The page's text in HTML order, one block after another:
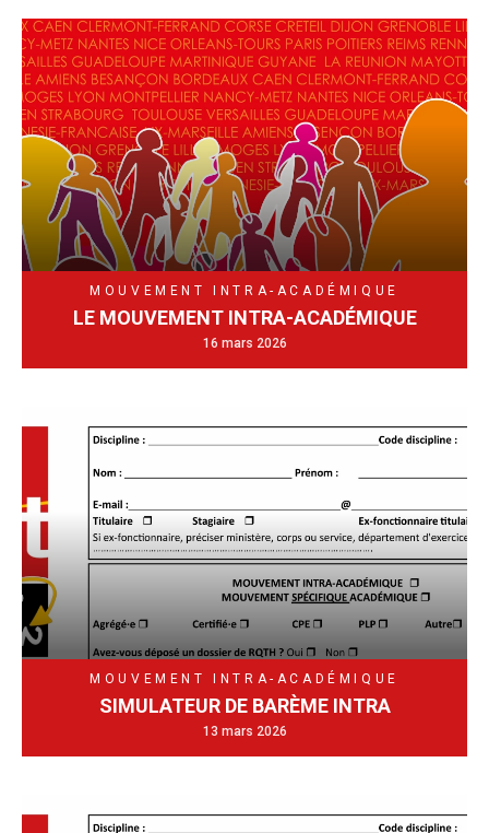
MOUVEMENT INTRA-ACADÉMIQUE
LE MOUVEMENT INTRA-ACADÉMIQUE
16 mars 2026
MOUVEMENT INTRA-ACADÉMIQUE
SIMULATEUR DE BARÈME INTRA
13 mars 2026